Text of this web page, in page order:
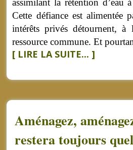
assimilant la rétention d’eau
Cette défiance est alimentée
intérêts privés détournent,
ressource commune. Et
[ LIRE LA SUITE... ]
Aménagez,
restera toujours